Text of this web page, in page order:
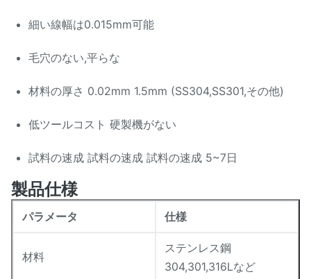
細い線幅は0.015mm可能
毛穴のない,平らな
材料の厚さ 0.02mm 1.5mm (SS304,SS301,その他)
低ツールコスト 硬製機がない
試料の速成 試料の速成 試料の速成 5~7日
製品仕様
パラメータ 仕様
材料
ステンレス鋼
304,301,316Lなど